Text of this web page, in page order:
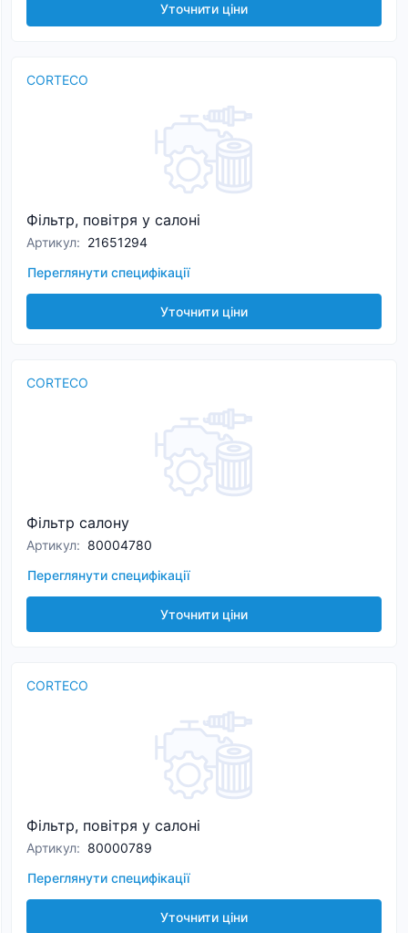
Уточнити ціни
CORTECO
Фільтр, повітря у салоні
Артикул: 21651294
Переглянути специфікації
Уточнити ціни
CORTECO
Фільтр салону
Артикул: 80004780
Переглянути специфікації
Уточнити ціни
CORTECO
Фільтр, повітря у салоні
Артикул: 80000789
Переглянути специфікації
Уточнити ціни